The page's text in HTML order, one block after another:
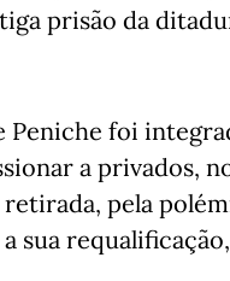
prisão da
Peniche foi
a privados,
pela
sua